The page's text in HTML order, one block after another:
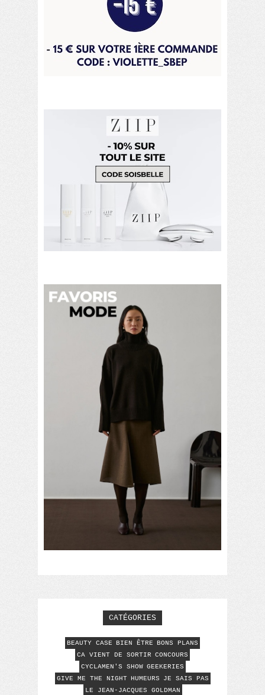
CATÉGORIES
BEAUTY CASE BIEN ÊTRE BONS PLANS
CA VIENT DE SORTIR CONCOURS
CYCLAMEN'S SHOW GEEKERIES
GIVE ME THE NIGHT HUMEURS
JE SAIS PAS
LE JEAN-JACQUES GOLDMAN